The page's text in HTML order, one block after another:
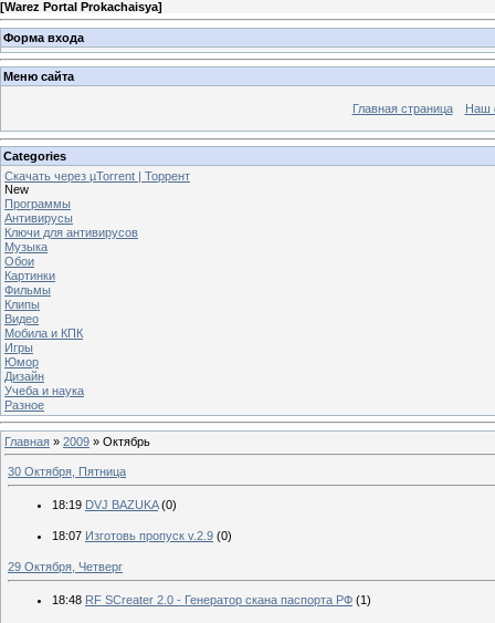
[Warez Portal Prokachaisya]
Форма входа
Меню сайта
Главная страница Наш
Categories
Скачать через µTorrent | Торрент
New
Программы
Антивирусы
Ключи для антивирусов
Музыка
Обои
Картинки
Фильмы
Клипы
Видео
Мобила и КПК
Игры
Юмор
Дизайн
Учеба и наука
Разное
Главная » 2009 » Октябрь
30 Октября, Пятница
18:19 DVJ BAZUKA (0)
18:07 Изготовь пропуск v.2.9 (0)
29 Октября, Четверг
18:48 RF SCreater 2.0 - Генератор скана паспорта РФ (1)